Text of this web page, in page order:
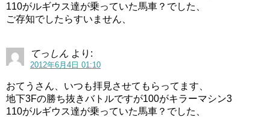
110がルギウス達が乗っていた馬車？でした、
ご存知でしたらすいません、
てっしん より:
2012年6月4日 01:10
おてうさん、いつも拝見させてもらってます、
地下3Fの勝ち抜きバトルですが100がキラーマシン3
110がルギウス達が乗っていた馬車？でした、